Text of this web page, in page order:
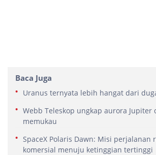
Baca Juga
Uranus ternyata lebih hangat dari
Webb Teleskop ungkap aurora Jupiter
memukau
SpaceX Polaris Dawn: Misi perjalanan
komersial menuju ketinggian tertinggi